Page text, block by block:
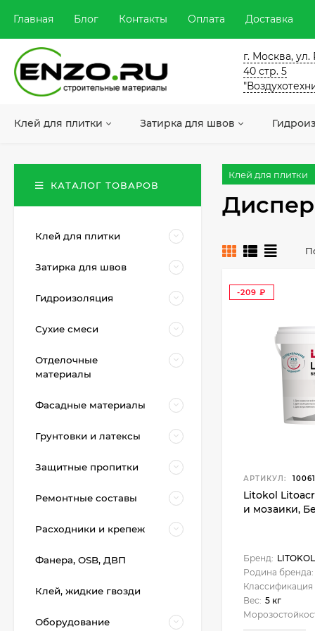
Главная Блог Контакты Оплата Доставка
г. Москва,
40 стр. 5
Клей для плитки Затирка для швов
Клей для плитки
-209
АРТИКУЛ:
Litokol
и мозаики,
Бренд: LITOKOL
Родина бренда:
Классификация
Вес: 5 кг
КАТАЛОГ ТОВАРОВ
Клей для плитки
Затирка для швов
Гидроизоляция
Сухие смеси
Отделочные
материалы
Фасадные материалы
Грунтовки и латексы
Защитные пропитки
Ремонтные составы
Расходники и крепеж
Фанера, OSB, ДВП
Клей, жидкие гвозди
Оборудование
Kerakoll Fuga-Shock
Eco Средство для
4 990 ₽
KeraBellezza Design
Затирка цветная